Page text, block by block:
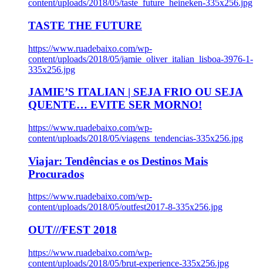
content/uploads/2018/05/taste_future_heineken-335x256.jpg
TASTE THE FUTURE
https://www.ruadebaixo.com/wp-
content/uploads/2018/05/jamie_oliver_italian_lisboa-3976-1-
335x256.jpg
JAMIE’S ITALIAN | SEJA FRIO OU SEJA
QUENTE… EVITE SER MORNO!
https://www.ruadebaixo.com/wp-
content/uploads/2018/05/viagens_tendencias-335x256.jpg
Viajar: Tendências e os Destinos Mais
Procurados
https://www.ruadebaixo.com/wp-
content/uploads/2018/05/outfest2017-8-335x256.jpg
OUT///FEST 2018
https://www.ruadebaixo.com/wp-
content/uploads/2018/05/brut-experience-335x256.jpg